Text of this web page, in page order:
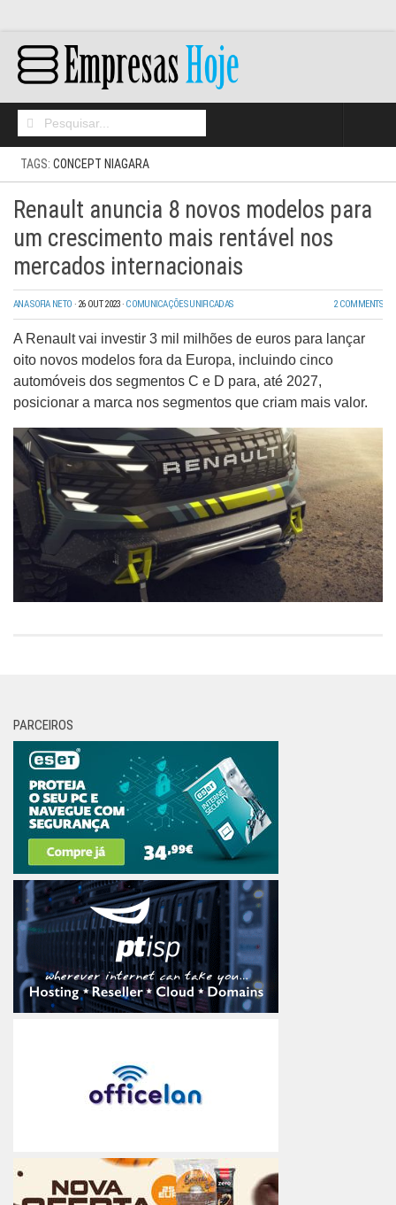
Home
Networking
High Tech
Hosting/Cloud
Opinião
Wireless
Informação
TAGS: CONCEPT NIAGARA
Renault anuncia 8 novos modelos para
um crescimento mais rentável nos
mercados internacionais
ANA SOFIA NETO · 26 OUT 2023· COMUNICAÇÕES UNIFICADAS 2 COMMENTS
A Renault vai investir 3 mil milhões de euros para lançar
oito novos modelos fora da Europa, incluindo cinco
automóveis dos segmentos C e D para, até 2027,
posicionar a marca nos segmentos que criam mais valor.
PARCEIROS